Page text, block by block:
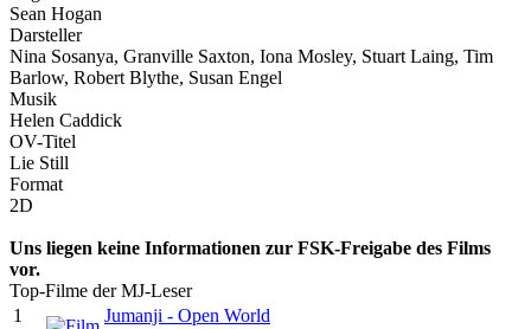
Sean Hogan
Darsteller
Nina Sosanya, Granville Saxton, Iona Mosley, Stuart Laing, Tim
Barlow, Robert Blythe, Susan Engel
Musik
Helen Caddick
OV-Titel
Lie Still
Format
2D
Uns liegen keine Informationen zur FSK-Freigabe des Films
vor.
Top-Filme der MJ-Leser
1
Jumanji - Open World